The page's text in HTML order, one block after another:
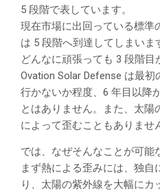
5 段階で表しています。
現在市場に出回っている標準
は 5 段階へ到達してしまいま
どんなに頑張っても 3 段階目
Ovation Solar Defense は最
行かないか程度、6 年目以降
とはありません。また、太
によって歪むこともありませ
では、なぜそんなことが可能
まず熱による歪みには、独自
り、太陽の紫外線を大幅にカ